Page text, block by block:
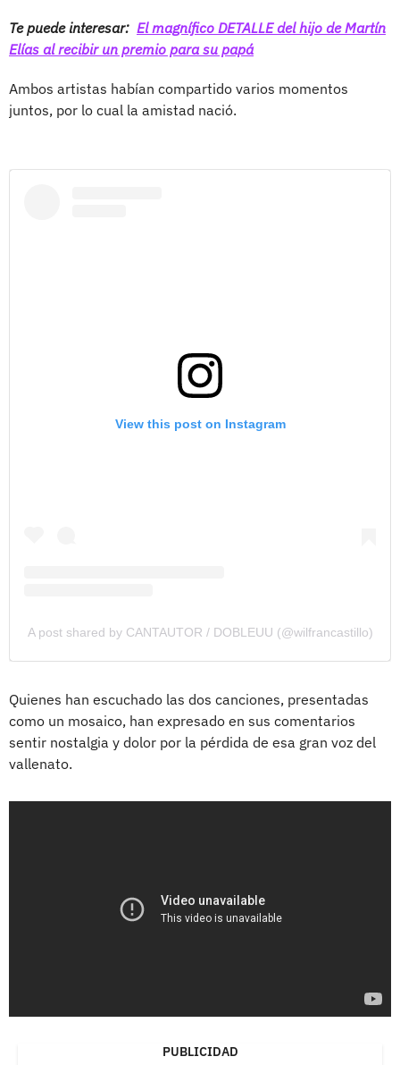
Te puede interesar: El magnífico DETALLE del hijo de Martín
Elías al recibir un premio para su papá
Ambos artistas habían compartido varios momentos
juntos, por lo cual la amistad nació.
View this post on Instagram
A post shared by CANTAUTOR / DOBLEUU (@wilfrancastillo)
Quienes han escuchado las dos canciones, presentadas
como un mosaico, han expresado en sus comentarios
sentir nostalgia y dolor por la pérdida de esa gran voz del
vallenato.
PUBLICIDAD